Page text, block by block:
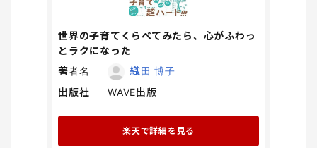
世界の子育てくらべてみたら、心がふわっ
とラクになった
著者名
織田 博子
出版社
WAVE出版
楽天で詳細を見る